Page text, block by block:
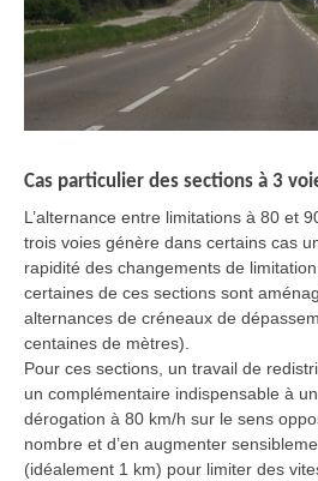
Cas particulier des sections à 3
L’alternance entre limitations à 80 et
trois voies génère dans certains cas
rapidité des changements de
certaines de ces sections sont
alternances de créneaux de
centaines de mètres).
Pour ces sections, un travail de
un complémentaire indispensable à
dérogation à 80 km/h sur le sens
nombre et d’en augmenter
(idéalement 1 km) pour limiter des